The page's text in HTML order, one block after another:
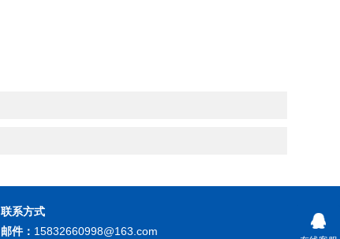
联系方式
邮件： 15832660998@163.com